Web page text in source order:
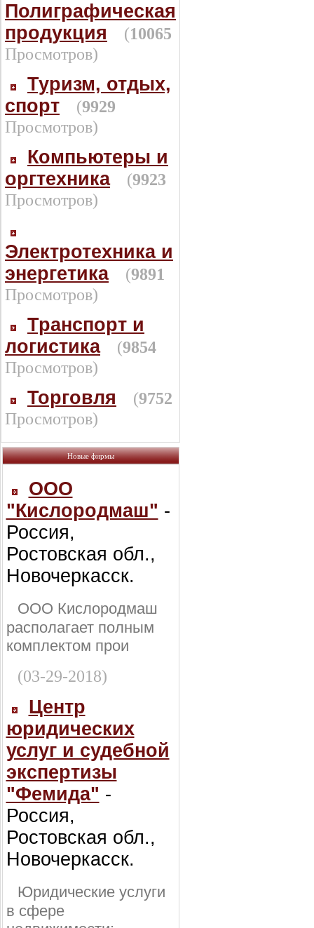
Полиграфическая
продукция
(10065
Просмотров)
Туризм, отдых,
спорт
(9929
Просмотров)
Компьютеры и
оргтехника
(9923
Просмотров)
Электротехника и
энергетика
(9891
Просмотров)
Транспорт и
логистика
(9854
Просмотров)
Торговля (9752
Просмотров)
Новые фирмы
ООО
"Кислородмаш" -
Россия,
Ростовская обл.,
Новочеркасск.
ООО Кислородмаш
располагает полным
комплектом прои
(03-29-2018)
Центр
юридических
услуг и судебной
экспертизы
"Фемида" -
Россия,
Ростовская обл.,
Новочеркасск.
Юридические услуги
в сфере